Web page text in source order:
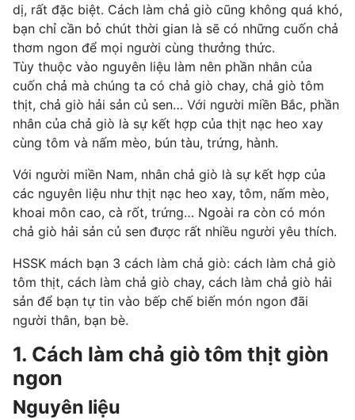
dị, rất đặc biệt. Cách làm chả giò cũng không quá khó,
bạn chỉ cần bỏ chút thời gian là sẽ có những cuốn chả
thơm ngon để mọi người cùng thưởng thức.
Tùy thuộc vào nguyên liệu làm nên phần nhân của
cuốn chả mà chúng ta có chả giò chay, chả giò tôm
thịt, chả giò hải sản củ sen… Với người miền Bắc, phần
nhân của chả giò là sự kết hợp của thịt nạc heo xay
cùng tôm và nấm mèo, bún tàu, trứng, hành.
Với người miền Nam, nhân chả giò là sự kết hợp của
các nguyên liệu như thịt nạc heo xay, tôm, nấm mèo,
khoai môn cao, cà rốt, trứng… Ngoài ra còn có món
chả giò hải sản củ sen được rất nhiều người yêu thích.
HSSK mách bạn 3 cách làm chả giò: cách làm chả giò
tôm thịt, cách làm chả giò chay, cách làm chả giò hải
sản để bạn tự tin vào bếp chế biến món ngon đãi
người thân, bạn bè.
1. Cách làm chả giò tôm thịt giòn
ngon
Nguyên liệu